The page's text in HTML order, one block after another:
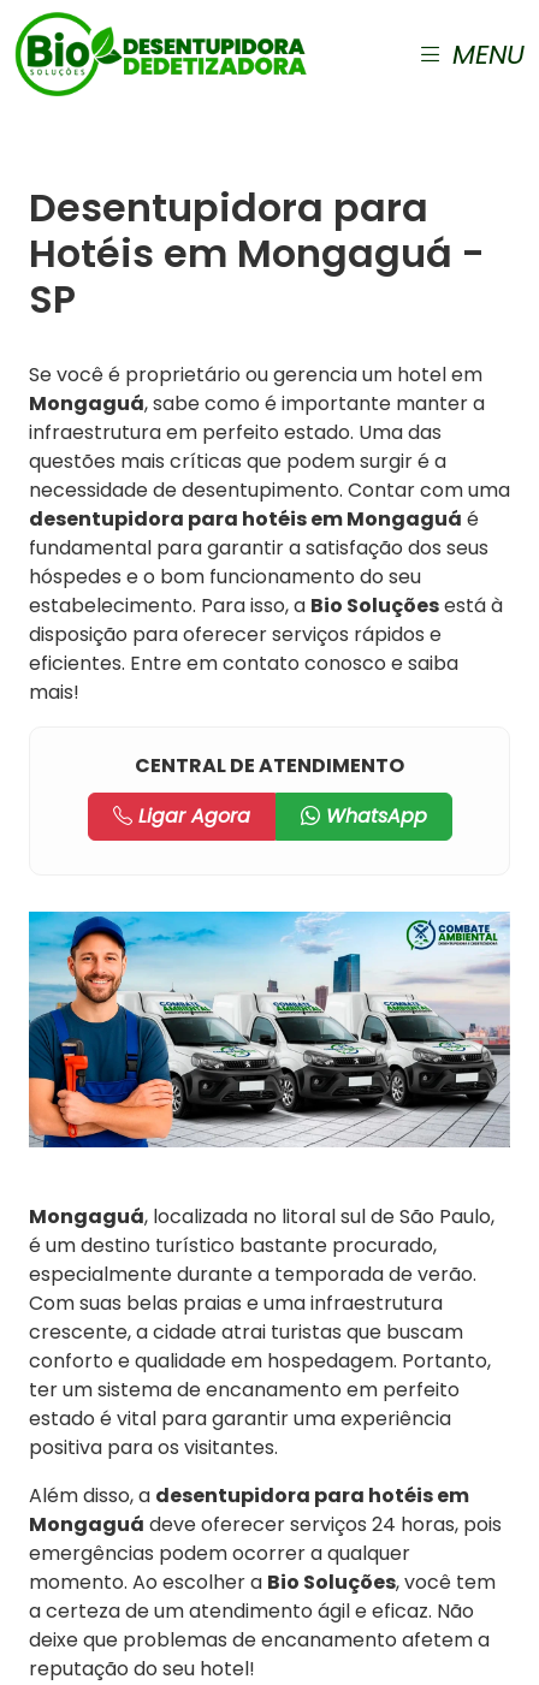
MENU
Desentupidora para
Hotéis em Mongaguá -
SP
Se você é proprietário ou gerencia um hotel em
Mongaguá, sabe como é importante manter a
infraestrutura em perfeito estado. Uma das
questões mais críticas que podem surgir é a
necessidade de desentupimento. Contar com uma
desentupidora para hotéis em Mongaguá é
fundamental para garantir a satisfação dos seus
hóspedes e o bom funcionamento do seu
estabelecimento. Para isso, a Bio Soluçõesestá à
disposição para oferecer serviços rápidos e
eficientes. Entre em contato conosco e saiba
mais!
CENTRAL DE ATENDIMENTO
Ligar Agora
WhatsApp
Mongaguá, localizada no litoral sul de São Paulo,
é um destino turístico bastante procurado,
especialmente durante a temporada de verão.
Com suas belas praias e uma infraestrutura
crescente, a cidade atrai turistas que buscam
conforto e qualidade em hospedagem. Portanto,
ter um sistema de encanamento em perfeito
estado é vital para garantir uma experiência
positiva para os visitantes.
Além disso, a desentupidora para hotéis em
Mongaguá deve oferecer serviços 24 horas, pois
emergências podem ocorrer a qualquer
momento. Ao escolher a Bio Soluções, você tem
a certeza de um atendimento ágil e eficaz. Não
deixe que problemas de encanamento afetem a
reputação do seu hotel!